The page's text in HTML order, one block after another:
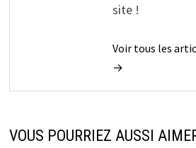
site !
Voir tous les
→
VOUS POURRIEZ AUSSI